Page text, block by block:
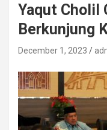
Yaqut Cholil
Berkunjung
December 1, 2023